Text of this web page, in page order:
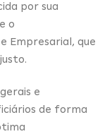
por sua
o
Empresarial, que
e
de forma